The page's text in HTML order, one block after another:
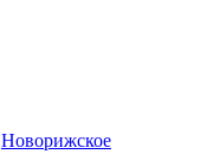
Новорижское